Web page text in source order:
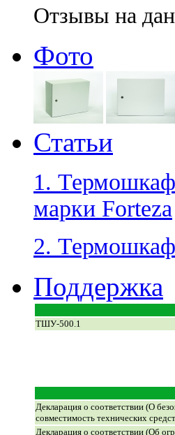
Отзывы на
Фото
Статьи
1. Термошкаф
марки Forteza
2. Термошкаф
Поддержка
ТШУ-500.1
Декларация о соответствии (О
совместимость технических
Декларация о соответствии (Об